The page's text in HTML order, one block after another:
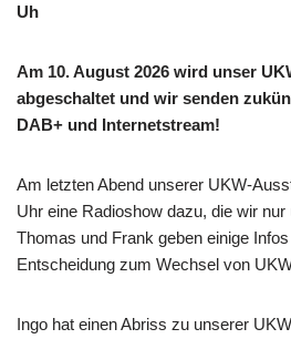
Uh
Am 10. August 2026 wird unser
abgeschaltet und wir senden
DAB+ und Internetstream!
Am letzten Abend unserer UKW-
Uhr eine Radioshow dazu, die wir
Thomas und Frank geben einige
Entscheidung zum Wechsel von
Ingo hat einen Abriss zu unserer